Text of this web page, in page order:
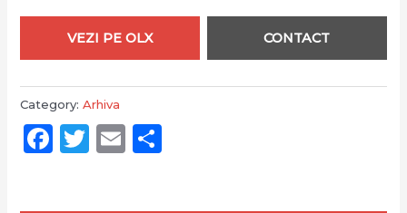
VEZI PE OLX CONTACT
Category:Arhiva
Facebook
Twitter
Email